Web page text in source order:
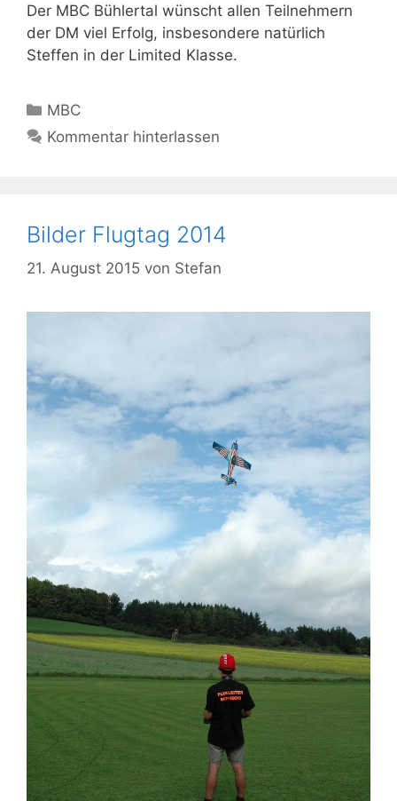
Der MBC Bühlertal wünscht allen Teilnehmern
der DM viel Erfolg, insbesondere natürlich
Steffen in der Limited Klasse.
Kategorien
MBC
Kommentar hinterlassen
Bilder Flugtag 2014
21. August 2015 von Stefan